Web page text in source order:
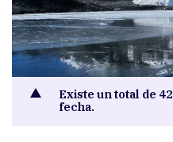
Existe un total de
fecha.